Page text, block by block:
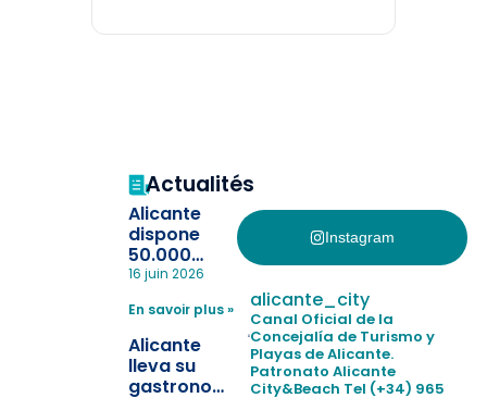
Actualités
Alicante
dispone
50.000
pulseras
la
pérdida de niños
en las
playas y
16 juin 2026
En savoir plus »
Alicante
lleva su
gastronomía
Instagram
alicante_city
Canal Oficial de la
Concejalía de Turismo y
Playas de Alicante.
Patronato Alicante
City&Beach Tel (+34) 965